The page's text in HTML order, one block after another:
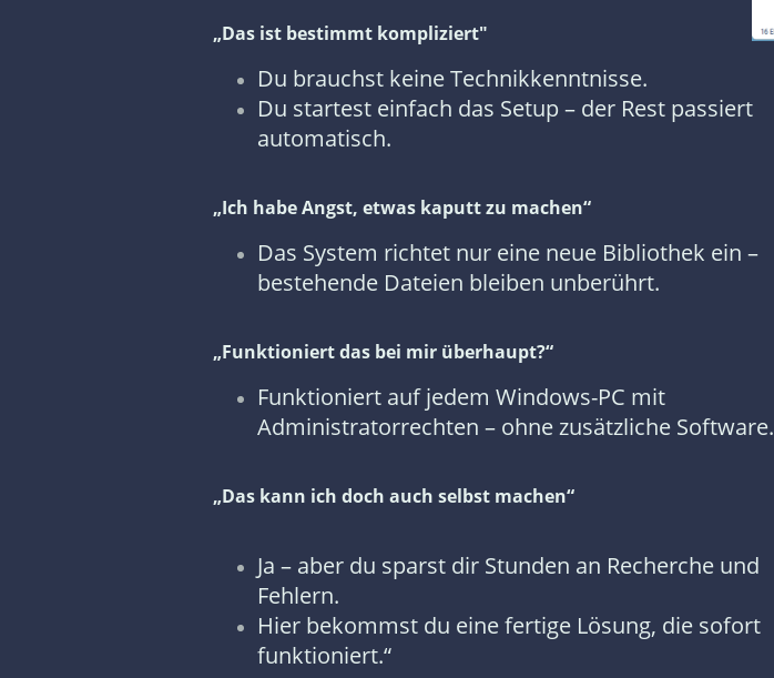
„Das ist bestimmt kompliziert"
Du brauchst keine Technikkenntnisse.
Du startest einfach das Setup – der Rest passiert
automatisch.
„Ich habe Angst, etwas kaputt zu machen“
Das System richtet nur eine neue Bibliothek ein –
bestehende Dateien bleiben unberührt.
„Funktioniert das bei mir überhaupt?“
Funktioniert auf jedem Windows-PC mit
Administratorrechten – ohne zusätzliche Software.
„Das kann ich doch auch selbst machen“
Ja – aber du sparst dir Stunden an Recherche und
Fehlern.
Hier bekommst du eine fertige Lösung, die sofort
funktioniert.“